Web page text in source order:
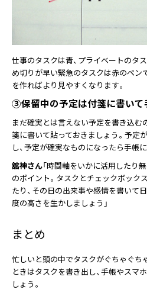
仕事のタスクは青、プライベートのタ
め切りが早い緊急のタスクは赤のペン
を作ればより見やすくなります。
③保留中の予定は付箋に書いて
まだ確実とは言えない予定を書き込む
箋に書いて貼っておきましょう。予定
し、予定が確実なものになったら手帳
舘神さん「時間軸をいかに活用したり
のポイント。タスクとチェックボック
たり、その日の出来事や感情を書いて
度の高さを生かしましょう」
まとめ
忙しいと頭の中でタスクがぐちゃぐち
ときはタスクを書き出し、手帳やスマ
しょう。